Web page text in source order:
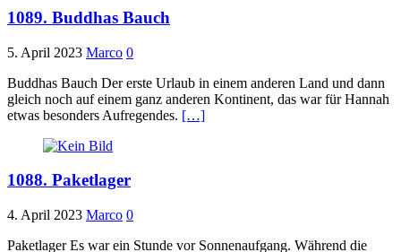
1089. Buddhas Bauch
5. April 2023 Marco 0
Buddhas Bauch Der erste Urlaub in einem anderen Land und dann
gleich noch auf einem ganz anderen Kontinent, das war für Hannah
etwas besonders Aufregendes. […]
1088. Paketlager
4. April 2023 Marco 0
Paketlager Es war ein Stunde vor Sonnenaufgang. Während die